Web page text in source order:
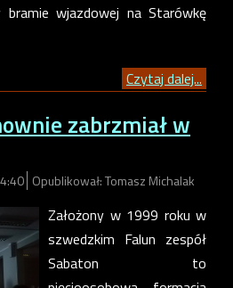
wjazdowej na Starówkę
Czytaj dalej...
zabrzmiał w
Opublikował: Tomasz Michalak
Założony w 1999 roku w
szwedzkim Falun zespół
Sabaton to